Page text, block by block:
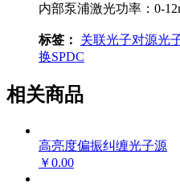
内部泵浦激光功率：0-
标签： 关联光子对源光
换SPDC
相关商品
高亮度偏振纠缠光子源
￥0.00